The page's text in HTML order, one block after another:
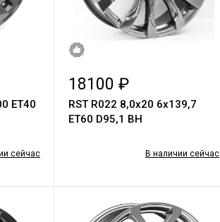
сейчас
18100 ₽
RST R022 8,0x20 6x139,7
ET60 D95,1 BН
В наличии сейчас